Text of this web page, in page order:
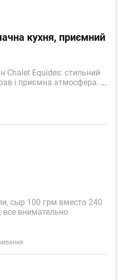
кухня, приємний
Chalet Equides: стильний
і приємна атмосфера. ...
сыр 100 грм вместо 240
все внимательно